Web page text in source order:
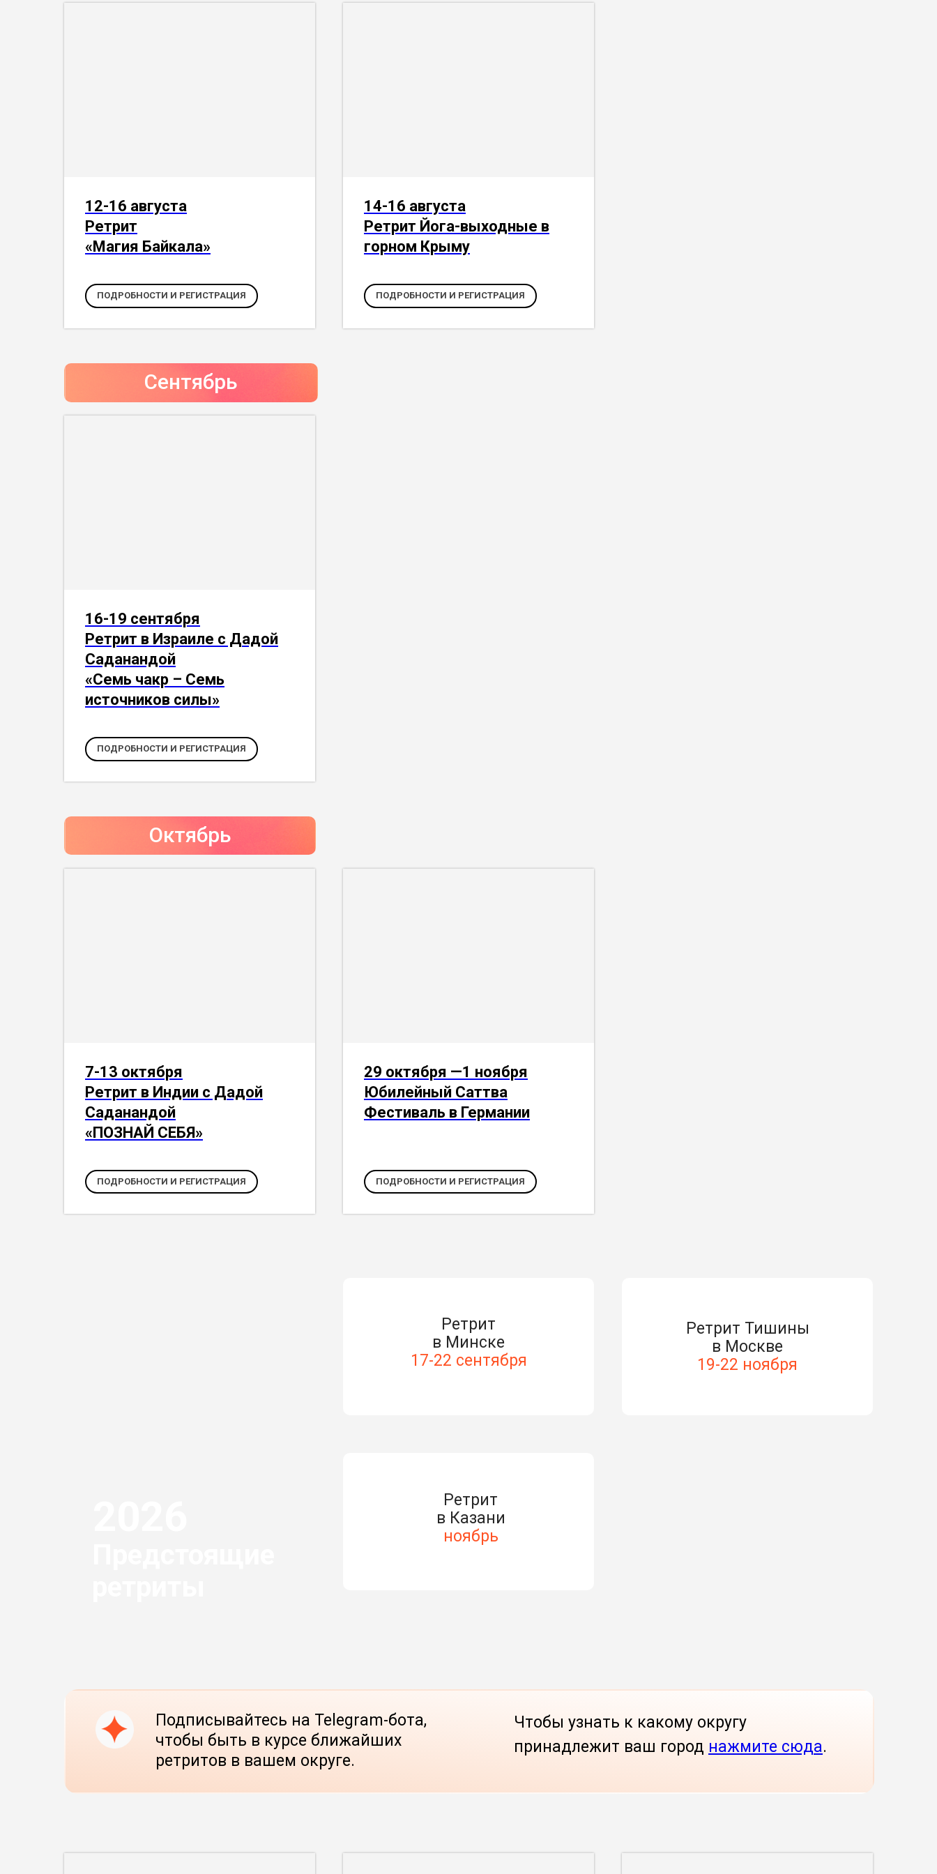
12-16 августа
Ретрит
«Магия Байкала»
ПОДРОБНОСТИ И РЕГИСТРАЦИЯ
14-16 августа
Ретрит Йога-выходные в
горном Крыму
ПОДРОБНОСТИ И РЕГИСТРАЦИЯ
Сентябрь
16-19 сентября
Ретрит в Израиле с Дадой
Саданандой
«Семь чакр – Семь
источников силы»
ПОДРОБНОСТИ И РЕГИСТРАЦИЯ
Октябрь
7-13 октября
Ретрит в Индии с Дадой
Саданандой
«ПОЗНАЙ СЕБЯ»
ПОДРОБНОСТИ И РЕГИСТРАЦИЯ
29 октября —1 ноября
Юбилейный Саттва
Фестиваль в Германии
ПОДРОБНОСТИ И РЕГИСТРАЦИЯ
Ретрит
в Казани
ноябрь
Ретрит
в Минске
17-22 сентября
Ретрит Тишины
в Москве
19-22 ноября
Подписывайтесь на Telegram-бота,
чтобы быть в курсе ближайших
ретритов в вашем округе.
Чтобы узнать к какому округу
принадлежит ваш город нажмите сюда.